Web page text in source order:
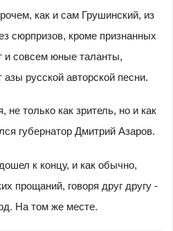
как и сам Грушинский, из
сюрпризов, кроме признанных
и совсем юные таланты,
азы русской авторской песни.
только как зритель, но и как
губернатор Дмитрий Азаров.
к концу, и как обычно,
прощаний, говоря друг другу -
На том же месте.